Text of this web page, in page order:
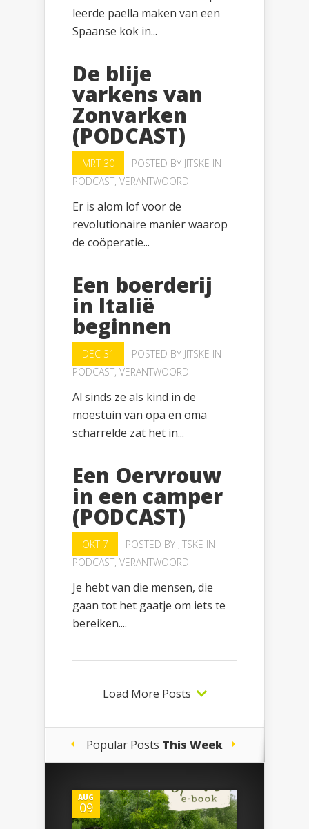
leerde paella maken van een
Spaanse kok in...
De blije
varkens van
Zonvarken
(PODCAST)
MRT 30 POSTED BY JITSKE IN
PODCAST, VERANTWOORD
Er is alom lof voor de
revolutionaire manier waarop
de coöperatie...
Een boerderij
in Italië
beginnen
DEC 31 POSTED BY JITSKE IN
PODCAST, VERANTWOORD
Al sinds ze als kind in de
moestuin van opa en oma
scharrelde zat het in...
Een Oervrouw
in een camper
(PODCAST)
OKT 7 POSTED BY JITSKE IN
PODCAST, VERANTWOORD
Je hebt van die mensen, die
gaan tot het gaatje om iets te
bereiken....
Load More Posts
Popular Posts This Week
AUG
09